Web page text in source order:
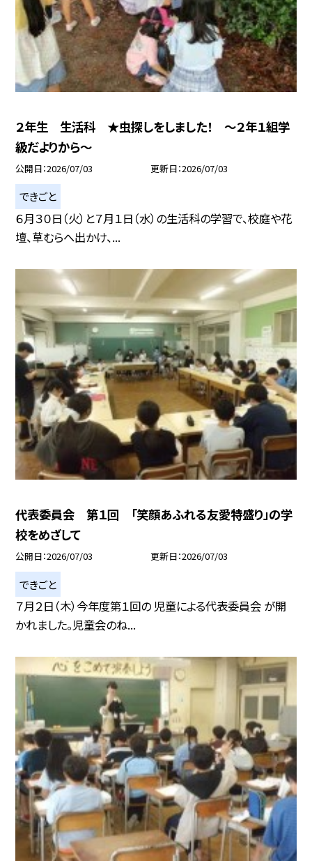
２年生 生活科 ★虫探しをしました！ ～２年１組学
級だよりから～
公開日 2026/07/03 更新日 2026/07/03
できごと
６月３０日（火）と７月１日（水）の生活科の学習で、校庭や花
壇、草むらへ出かけ、...
代表委員会 第１回 「笑顔あふれる友愛特盛り」の学
校をめざして
公開日 2026/07/03 更新日 2026/07/03
できごと
７月２日（木）今年度第１回の 児童による代表委員会 が開
かれました。児童会のね...